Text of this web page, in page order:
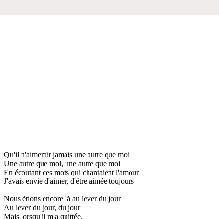
Qu'il n'aimerait jamais une autre que moi
Une autre que moi, une autre que moi
En écoutant ces mots qui chantaient l'amour
J'avais envie d'aimer, d'être aimée toujours
Nous étions encore là au lever du jour
Au lever du jour, du jour
Mais lorsqu'il m'a quittée,